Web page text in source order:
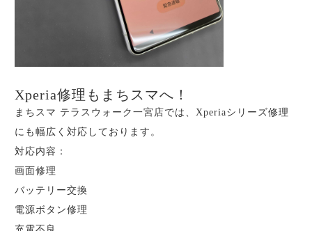
Xperia修理もまちスマへ！
まちスマ テラスウォーク一宮店では、Xperiaシリーズ修理
にも幅広く対応しております。
対応内容：
画面修理
バッテリー交換
電源ボタン修理